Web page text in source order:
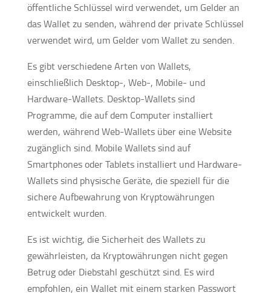
öffentliche Schlüssel wird verwendet, um Gelder an
das Wallet zu senden, während der private Schlüssel
verwendet wird, um Gelder vom Wallet zu senden.
Es gibt verschiedene Arten von Wallets,
einschließlich Desktop-, Web-, Mobile- und
Hardware-Wallets. Desktop-Wallets sind
Programme, die auf dem Computer installiert
werden, während Web-Wallets über eine Website
zugänglich sind. Mobile Wallets sind auf
Smartphones oder Tablets installiert und Hardware-
Wallets sind physische Geräte, die speziell für die
sichere Aufbewahrung von Kryptowährungen
entwickelt wurden.
Es ist wichtig, die Sicherheit des Wallets zu
gewährleisten, da Kryptowährungen nicht gegen
Betrug oder Diebstahl geschützt sind. Es wird
empfohlen, ein Wallet mit einem starken Passwort